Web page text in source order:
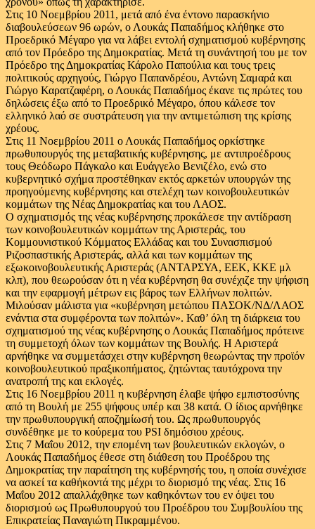
Στις 10 Νοεμβρίου 2011, μετά από ένα έντονο παρασκήνιο
διαβουλεύσεων 96 ωρών, ο Λουκάς Παπαδήμος κλήθηκε στο
Προεδρικό Μέγαρο για να λάβει εντολή σχηματισμού κυβέρνησης
από τον Πρόεδρο της Δημοκρατίας. Μετά τη συνάντησή του με τον
Πρόεδρο της Δημοκρατίας Κάρολο Παπούλια και τους τρεις
πολιτικούς αρχηγούς, Γιώργο Παπανδρέου, Αντώνη Σαμαρά και
Γιώργο Καρατζαφέρη, ο Λουκάς Παπαδήμος έκανε τις πρώτες του
δηλώσεις έξω από το Προεδρικό Μέγαρο, όπου κάλεσε τον
ελληνικό λαό σε συστράτευση για την αντιμετώπιση της κρίσης
χρέους.
Στις 11 Νοεμβρίου 2011 ο Λουκάς Παπαδήμος ορκίστηκε
πρωθυπουργός της μεταβατικής κυβέρνησης, με αντιπροέδρους
τους Θεόδωρο Πάγκαλο και Ευάγγελο Βενιζέλο, ενώ στο
κυβερνητικό σχήμα προστέθηκαν εκτός αρκετών υπουργών της
προηγούμενης κυβέρνησης και στελέχη των κοινοβουλευτικών
κομμάτων της Νέας Δημοκρατίας και του ΛΑΟΣ.
Ο σχηματισμός της νέας κυβέρνησης προκάλεσε την αντίδραση
των κοινοβουλευτικών κομμάτων της Αριστεράς, του
Κομμουνιστικού Κόμματος Ελλάδας και του Συνασπισμού
Ριζοσπαστικής Αριστεράς, αλλά και των κομμάτων της
εξωκοινοβουλευτικής Αριστεράς (ΑΝΤΑΡΣΥΑ, ΕΕΚ, ΚΚΕ μλ
κλπ), που θεωρούσαν ότι η νέα κυβέρνηση θα συνέχιζε την ψήφιση
και την εφαρμογή μέτρων εις βάρος των Ελλήνων πολιτών.
Μιλούσαν μάλιστα για «κυβέρνηση μετώπου ΠΑΣΟΚ/ΝΔ/ΛΑΟΣ
ενάντια στα συμφέροντα των πολιτών». Καθ’ όλη τη διάρκεια του
σχηματισμού της νέας κυβέρνησης ο Λουκάς Παπαδήμος πρότεινε
τη συμμετοχή όλων των κομμάτων της Βουλής. Η Αριστερά
αρνήθηκε να συμμετάσχει στην κυβέρνηση θεωρώντας την προϊόν
κοινοβουλευτικού πραξικοπήματος, ζητώντας ταυτόχρονα την
ανατροπή της και εκλογές.
Στις 16 Νοεμβρίου 2011 η κυβέρνηση έλαβε ψήφο εμπιστοσύνης
από τη Βουλή με 255 ψήφους υπέρ και 38 κατά. Ο ίδιος αρνήθηκε
την πρωθυπουργική αποζημίωσή του. Ως πρωθυπουργός
συνδέθηκε με το κούρεμα του PSI δημόσιου χρέους.
Στις 7 Μαΐου 2012, την επομένη των βουλευτικών εκλογών, ο
Λουκάς Παπαδήμος έθεσε στη διάθεση του Προέδρου της
Δημοκρατίας την παραίτηση της κυβέρνησής του, η οποία συνέχισε
να ασκεί τα καθήκοντά της μέχρι το διορισμό της νέας. Στις 16
Μαΐου 2012 απαλλάχθηκε των καθηκόντων του εν όψει του
διορισμού ως Πρωθυπουργού του Προέδρου του Συμβουλίου της
Επικρατείας Παναγιώτη Πικραμμένου.